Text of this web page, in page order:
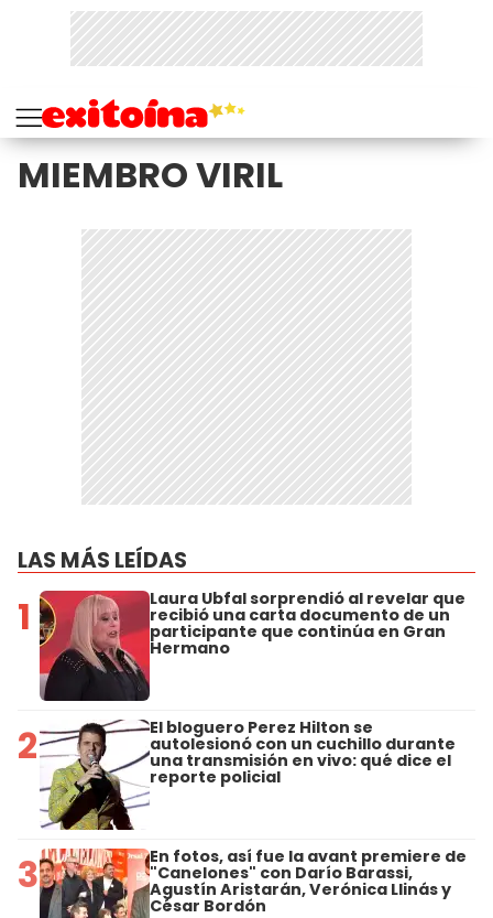
MIEMBRO VIRIL
LAS MÁS LEÍDAS
1 Laura Ubfal sorprendió al revelar que
recibió una carta documento de un
participante que continúa en Gran
Hermano
2 El bloguero Perez Hilton se
autolesionó con un cuchillo durante
una transmisión en vivo: qué dice el
reporte policial
3 En fotos, así fue la avant premiere de
"Canelones" con Darío Barassi,
Agustín Aristarán, Verónica Llinás y
César Bordón